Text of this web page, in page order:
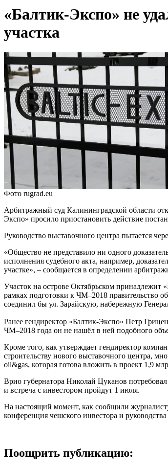
«Балтик-Экспо» не
участка
Фото rugrad.eu
Арбитражный суд Калининградской области
Экспо» просило приостановить действие
Руководство выставочного центра пытается
«Общество не представило ни одного
исполнения судебного акта, например,
участке», – сообщается в определении
Участок на острове Октябрьском принадлежит
рамках подготовки к ЧМ–2018 правительство
соединил бы ул. Зарайскую, набережную
Ранее гендиректор «Балтик-Экспо» Петр
ЧМ–2018 года он не нашёл в ней подобного
Кроме того, как утверждает гендиректор
строительству нового выставочного центра,
oil&gas, которая готова вложить в проект 1,9
Врио губернатора Николай Цуканов
и встреча с инвестором пройдут 1 июля.
На настоящий момент, как сообщили
конференция чешского инвестора и
Поощрить публикацию: